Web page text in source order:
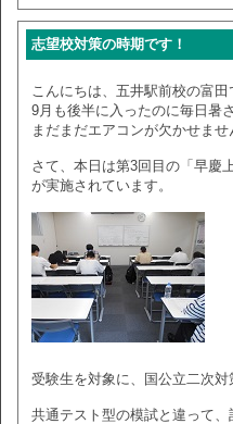
志望校対策の時期です！
こんにちは、五井駅前校の富田
9月も後半に入ったのに毎日暑
まだまだエアコンが欠かせま
さて、本日は第3回目の「早慶
が実施されています。
受験生を対象に、国公立二次対
共通テスト型の模試と違って